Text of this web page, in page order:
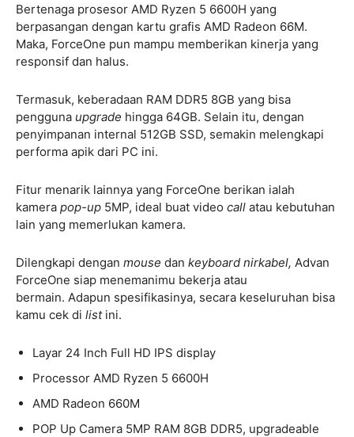
Bertenaga prosesor AMD Ryzen 5 6600H yang
berpasangan dengan kartu grafis AMD Radeon 66M.
Maka, ForceOne pun mampu memberikan kinerja yang
responsif dan halus.
Termasuk, keberadaan RAM DDR5 8GB yang bisa
pengguna upgrade hingga 64GB. Selain itu, dengan
penyimpanan internal 512GB SSD, semakin melengkapi
performa apik dari PC ini.
Fitur menarik lainnya yang ForceOne berikan ialah
kamera pop-up 5MP, ideal buat video call atau kebutuhan
lain yang memerlukan kamera.
Dilengkapi dengan mouse dan keyboard nirkabel, Advan
ForceOne siap menemanimu bekerja atau
bermain. Adapun spesifikasinya, secara keseluruhan bisa
kamu cek di listini.
Layar 24 Inch Full HD IPS display
Processor AMD Ryzen 5 6600H
AMD Radeon 660M
POP Up Camera 5MP RAM 8GB DDR5, upgradeable